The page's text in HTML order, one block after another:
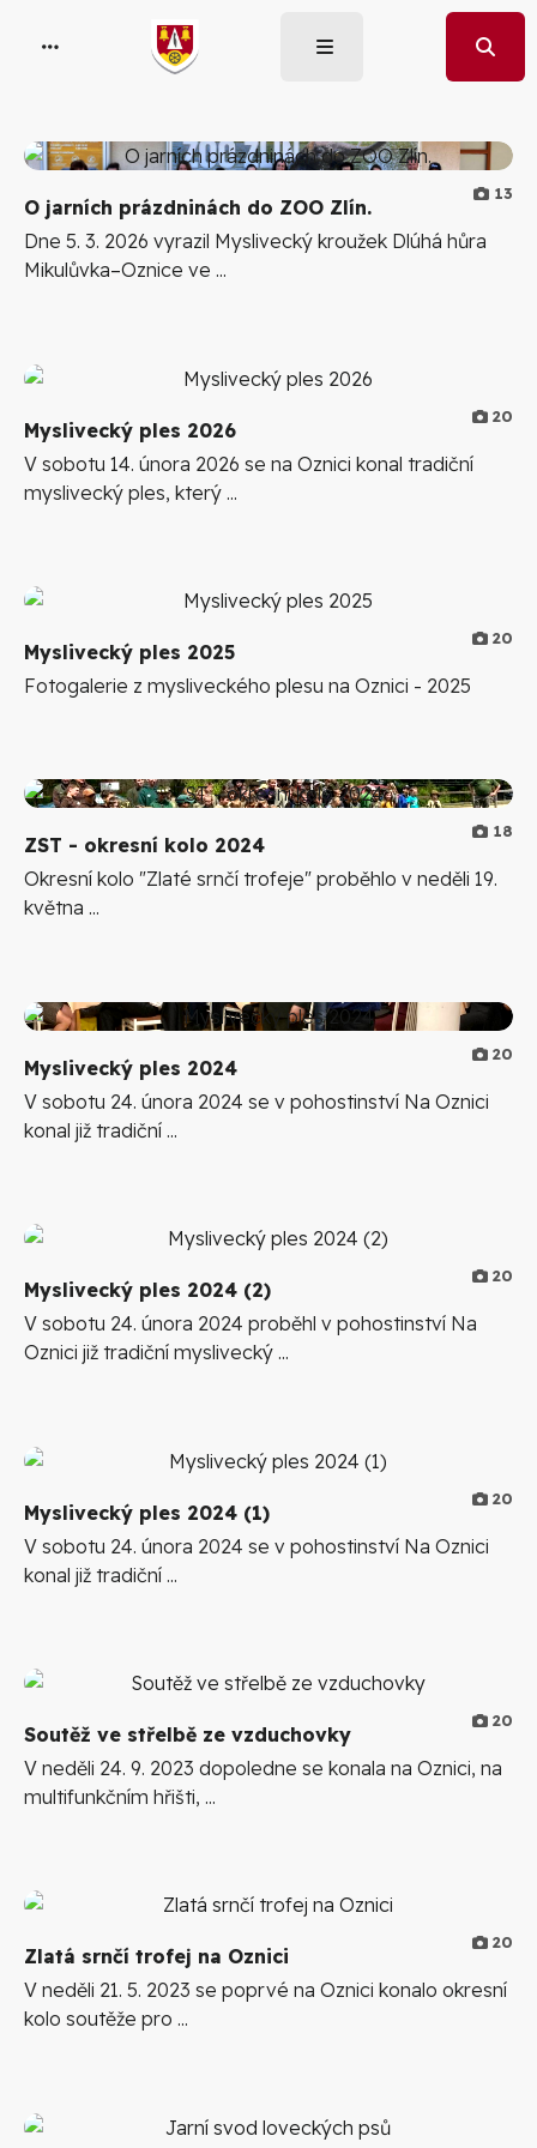
13
O jarních prázdninách do ZOO Zlín.
Dne 5. 3. 2026 vyrazil Myslivecký kroužek Dlúhá hůra
Mikulůvka–Oznice ve ...
20
Myslivecký ples 2026
V sobotu 14. února 2026 se na Oznici konal tradiční
myslivecký ples, který ...
20
Myslivecký ples 2025
Fotogalerie z mysliveckého plesu na Oznici - 2025
18
ZST - okresní kolo 2024
Okresní kolo "Zlaté srnčí trofeje" proběhlo v neděli 19.
května ...
20
Myslivecký ples 2024
V sobotu 24. února 2024 se v pohostinství Na Oznici
konal již tradiční ...
20
Myslivecký ples 2024 (2)
V sobotu 24. února 2024 proběhl v pohostinství Na
Oznici již tradiční myslivecký ...
20
Myslivecký ples 2024 (1)
V sobotu 24. února 2024 se v pohostinství Na Oznici
konal již tradiční ...
20
Soutěž ve střelbě ze vzduchovky
V neděli 24. 9. 2023 dopoledne se konala na Oznici, na
multifunkčním hřišti, ...
20
Zlatá srnčí trofej na Oznici
V neděli 21. 5. 2023 se poprvé na Oznici konalo okresní
kolo soutěže pro ...